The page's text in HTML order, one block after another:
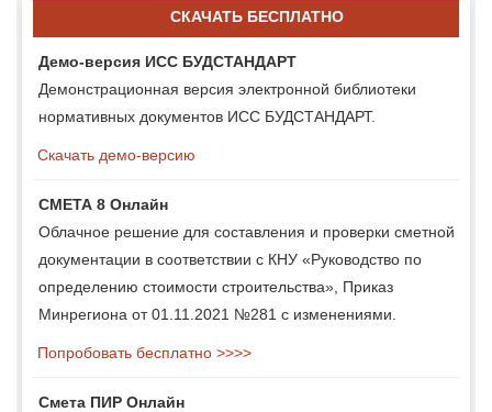
СКАЧАТЬ БЕСПЛАТНО
Демо-версия ИСС БУДСТАНДАРТ
Демонстрационная версия электронной библиотеки
нормативных документов ИСС БУДСТАНДАРТ.
Скачать демо-версию
СМЕТА 8 Онлайн
Облачное решение для составления и проверки сметной
документации в соответствии с КНУ «Руководство по
определению стоимости строительства», Приказ
Минрегиона от 01.11.2021 №281 с изменениями.
Попробовать бесплатно >>>>
Смета ПИР Онлайн